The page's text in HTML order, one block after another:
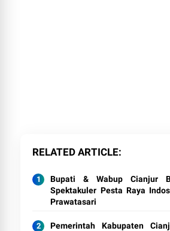
RELATED ARTICLE
Bupati & Wabup Cianjur
Spektakuler Pesta Raya
Prawatasari
Pemerintah Kabupaten